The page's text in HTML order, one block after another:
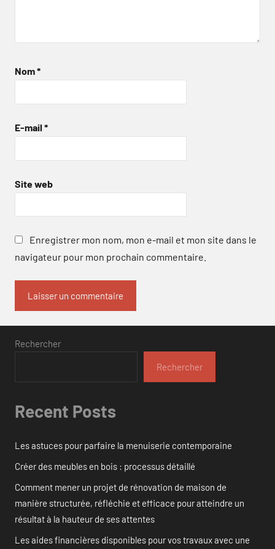
Nom*
E-mail *
Site web
Enregistrer mon nom, mon e-mail et mon site dans le
navigateur pour mon prochain commentaire.
Rechercher
Rechercher
Recent Posts
Les astuces pour parfaire la menuiserie contemporaine
Créer des meubles en bois : processus détaillé
Comment mener un projet de rénovation de maison de
manière structurée, réfléchie et efficace pour atteindre un
résultat à la hauteur de ses attentes
Les aides financières disponibles pour vos travaux avec une